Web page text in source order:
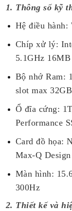
1. Thông số kỹ
Hệ điều hành:
Chíp xử lý:
5.1GHz 16MB
Bộ nhớ Ram:
slot max
Ổ đĩa cứng:
Performance
Card đồ họa:
Max-Q
Màn hình:
300Hz
2. Thiết kế và